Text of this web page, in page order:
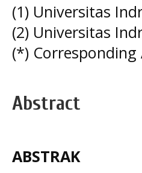
(1) Universitas
(2) Universitas
(*)
Abstract
ABSTRAK